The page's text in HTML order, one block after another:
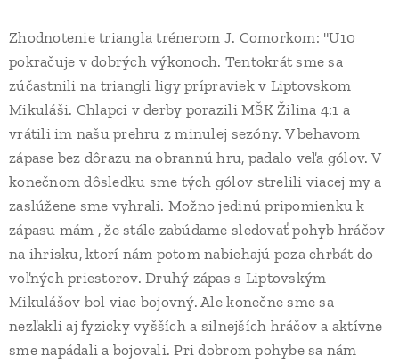
Zhodnotenie triangla trénerom J. Comorkom: "U10
pokračuje v dobrých výkonoch. Tentokrát sme sa
zúčastnili na triangli ligy prípraviek v Liptovskom
Mikuláši. Chlapci v derby porazili MŠK Žilina 4:1 a
vrátili im našu prehru z minulej sezóny. V behavom
zápase bez dôrazu na obrannú hru, padalo veľa gólov. V
konečnom dôsledku sme tých gólov strelili viacej my a
zaslúžene sme vyhrali. Možno jedinú pripomienku k
zápasu mám , že stále zabúdame sledovať pohyb hráčov
na ihrisku, ktorí nám potom nabiehajú poza chrbát do
voľných priestorov. Druhý zápas s Liptovským
Mikulášov bol viac bojovný. Ale konečne sme sa
nezľakli aj fyzicky vyšších a silnejších hráčov a aktívne
sme napádali a bojovali. Pri dobrom pohybe sa nám